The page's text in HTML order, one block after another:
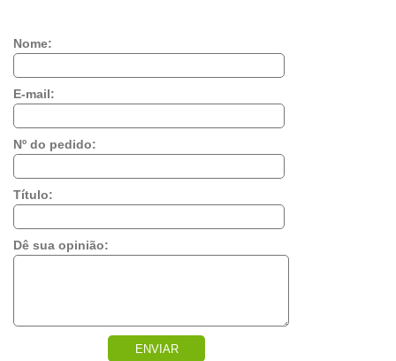
Nome:
E-mail:
Nº do pedido:
Título:
Dê sua opinião:
ENVIAR